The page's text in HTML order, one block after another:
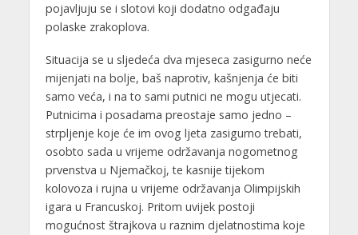
pojavljuju se i slotovi koji dodatno odgađaju
polaske zrakoplova.
Situacija se u sljedeća dva mjeseca zasigurno neće
mijenjati na bolje, baš naprotiv, kašnjenja će biti
samo veća, i na to sami putnici ne mogu utjecati.
Putnicima i posadama preostaje samo jedno –
strpljenje koje će im ovog ljeta zasigurno trebati,
osobto sada u vrijeme održavanja nogometnog
prvenstva u Njemačkoj, te kasnije tijekom
kolovoza i rujna u vrijeme održavanja Olimpijskih
igara u Francuskoj. Pritom uvijek postoji
mogućnost štrajkova u raznim djelatnostima koje